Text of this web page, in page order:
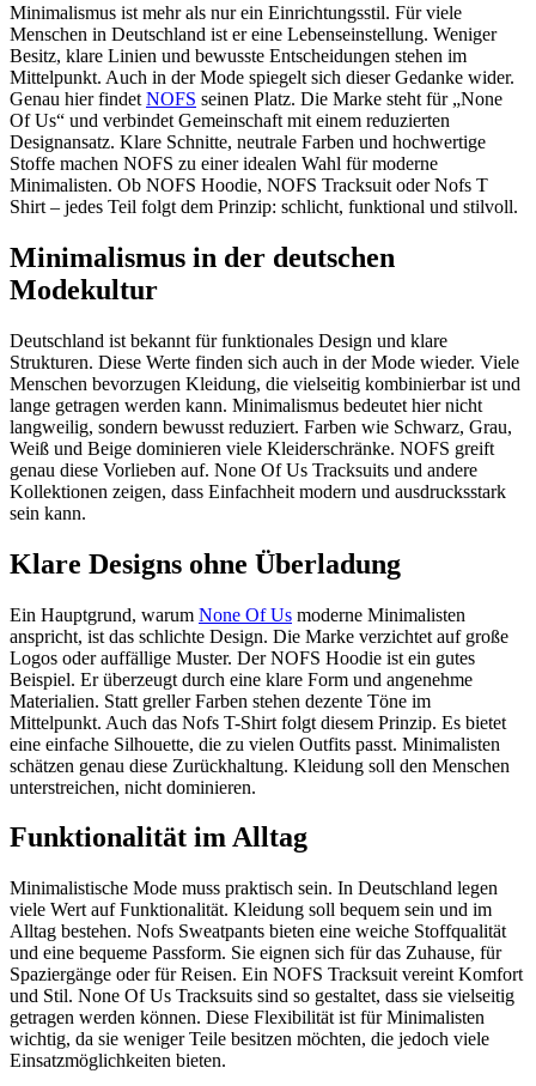
Minimalismus ist mehr als nur ein Einrichtungsstil. Für viele
Menschen in Deutschland ist er eine Lebenseinstellung. Weniger
Besitz, klare Linien und bewusste Entscheidungen stehen im
Mittelpunkt. Auch in der Mode spiegelt sich dieser Gedanke wider.
Genau hier findet NOFS seinen Platz. Die Marke steht für „None
Of Us“ und verbindet Gemeinschaft mit einem reduzierten
Designansatz. Klare Schnitte, neutrale Farben und hochwertige
Stoffe machen NOFS zu einer idealen Wahl für moderne
Minimalisten. Ob NOFS Hoodie, NOFS Tracksuit oder Nofs T
Shirt – jedes Teil folgt dem Prinzip: schlicht, funktional und stilvoll.
Minimalismus in der deutschen
Modekultur
Deutschland ist bekannt für funktionales Design und klare
Strukturen. Diese Werte finden sich auch in der Mode wieder. Viele
Menschen bevorzugen Kleidung, die vielseitig kombinierbar ist und
lange getragen werden kann. Minimalismus bedeutet hier nicht
langweilig, sondern bewusst reduziert. Farben wie Schwarz, Grau,
Weiß und Beige dominieren viele Kleiderschränke. NOFS greift
genau diese Vorlieben auf. None Of Us Tracksuits und andere
Kollektionen zeigen, dass Einfachheit modern und ausdrucksstark
sein kann.
Klare Designs ohne Überladung
Ein Hauptgrund, warum None Of Us moderne Minimalisten
anspricht, ist das schlichte Design. Die Marke verzichtet auf große
Logos oder auffällige Muster. Der NOFS Hoodie ist ein gutes
Beispiel. Er überzeugt durch eine klare Form und angenehme
Materialien. Statt greller Farben stehen dezente Töne im
Mittelpunkt. Auch das Nofs T-Shirt folgt diesem Prinzip. Es bietet
eine einfache Silhouette, die zu vielen Outfits passt. Minimalisten
schätzen genau diese Zurückhaltung. Kleidung soll den Menschen
unterstreichen, nicht dominieren.
Funktionalität im Alltag
Minimalistische Mode muss praktisch sein. In Deutschland legen
viele Wert auf Funktionalität. Kleidung soll bequem sein und im
Alltag bestehen. Nofs Sweatpants bieten eine weiche Stoffqualität
und eine bequeme Passform. Sie eignen sich für das Zuhause, für
Spaziergänge oder für Reisen. Ein NOFS Tracksuit vereint Komfort
und Stil. None Of Us Tracksuits sind so gestaltet, dass sie vielseitig
getragen werden können. Diese Flexibilität ist für Minimalisten
wichtig, da sie weniger Teile besitzen möchten, die jedoch viele
Einsatzmöglichkeiten bieten.